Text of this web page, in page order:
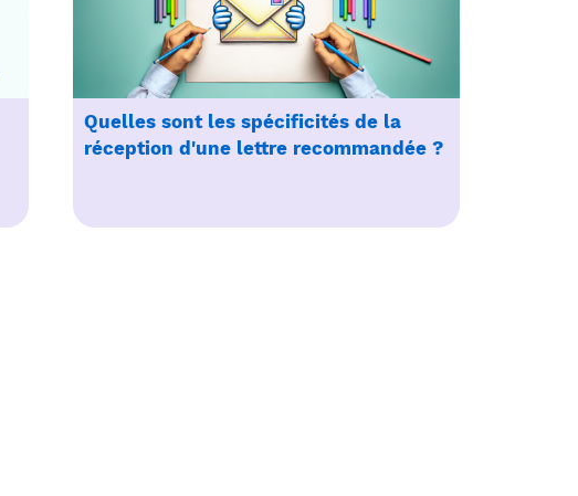
Quelles sont les spécificités de la
réception d'une lettre recommandée ?